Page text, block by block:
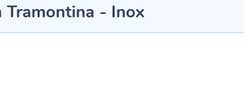
Tramontina - Inox